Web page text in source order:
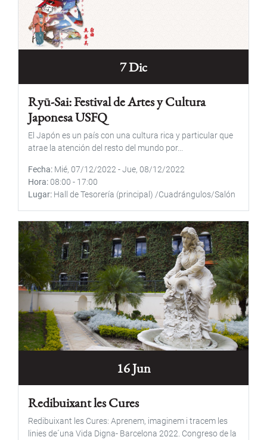
7 Dic
Ryū-Sai: Festival de Artes y Cultura
Japonesa USFQ
El Japón es un país con una cultura rica y particular que
atrae la atención del resto del mundo por...
Fecha Mié, 07/12/2022-Jue, 08/12/2022
Hora 08:00 - 17:00
Lugar Hall de Tesorería (principal) /Cuadrángulos/Salón
16 Jun
Redibuixant les Cures
Redibuixant les Cures: Aprenem, imaginem i tracem les
linies de´una Vida Digna- Barcelona 2022. Congreso de la